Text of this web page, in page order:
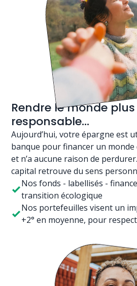
Rendre le monde plus
responsable...
Aujourd’hui, votre épargne est
banque pour financer un
et n’a aucune raison de
capital retrouve du sens
Nos fonds - labellisés -
transition écologique
Nos portefeuilles visent un
+2° en moyenne, pour